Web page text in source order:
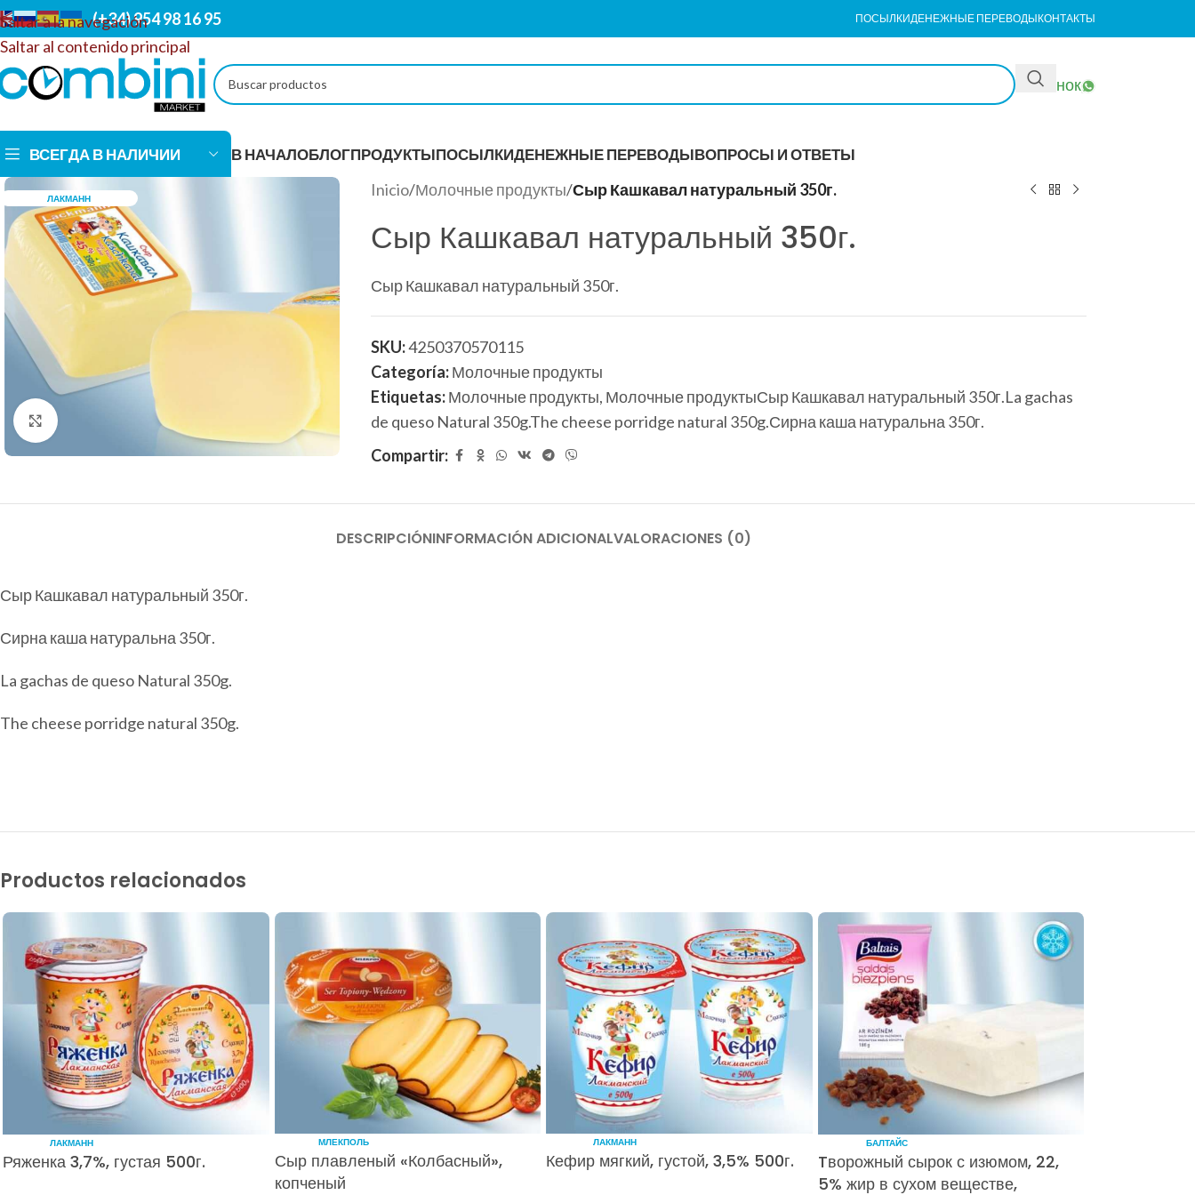
Saltar a la navegación
Saltar al contenido principal
(+34) 954 98 16 95 ПОСЫЛКИДЕНЕЖНЫЕ ПЕРЕВОДЫКОНТАКТЫ
Звонок
ВСЕГДА В НАЛИЧИИ
АЛКОГОЛЬНЫЕ НАПИТКИ
Магазин COMBINI предлагает эксклюзивный
ассортимент алкогольных напитков! Изысканные
вина, элитные виски, роскошное шампанское и
другие не менее замечательные напитки, которые
удовлетворят самые разные вкусы. Мы
предлагаем качественные и известные бренды,
чтобы удовлетворить даже самого
В НАЧАЛОБЛОГПРОДУКТЫПОСЫЛКИДЕНЕЖНЫЕ ПЕРЕВОДЫВОПРОСЫ И ОТВЕТЫ
ЛАКМАНН
Haga clic para ampliar
Inicio/Молочные продукты/Сыр Кашкавал натуральный 350г.
Сыр Кашкавал натуральный 350г.
Сыр Кашкавал натуральный 350г.
SKU:4250370570115
Categoría:Молочные продукты
Etiquetas:Молочные продукты, Молочные продуктыСыр Кашкавал натуральный 350г.La gachas
de queso Natural 350g.The cheese porridge natural 350g.Сирна каша натуральна 350г.
Compartir:
DESCRIPCIÓNINFORMACIÓN ADICIONALVALORACIONES (0)
Сыр Кашкавал натуральный 350г.
Сирна каша натуральна 350г.
La gachas de queso Natural 350g.
The cheese porridge natural 350g.
Productos relacionados
ЛАКМАНН
Ряженка 3,7%, густая 500г.
МЛЕКПОЛЬ
Сыр плавленый «Колбасный»,
копченый
ЛАКМАНН
Кефир мягкий, густой, 3,5% 500г.
БАЛТАЙС
Tворожный сырок с изюмом, 22,
5% жир в сухом веществе,